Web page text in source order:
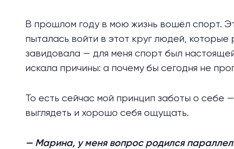
В прошлом году в мою жизнь вошёл спорт.
пыталась войти в этот круг людей, которые
завидовала — для меня спорт был
искала причины: а почему бы сегодня не
То есть сейчас мой принцип заботы о себе
выглядеть и хорошо себя ощущать.
— Марина, у меня вопрос родился